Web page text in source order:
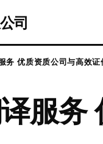
司
务 优质资质公司与高效
服务